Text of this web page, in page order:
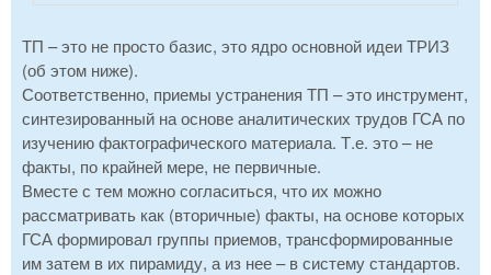
ТП – это не просто базис, это ядро основной идеи ТРИЗ
(об этом ниже).
Соответственно, приемы устранения ТП – это инструмент,
синтезированный на основе аналитических трудов ГСА по
изучению фактографического материала. Т.е. это – не
факты, по крайней мере, не первичные.
Вместе с тем можно согласиться, что их можно
рассматривать как (вторичные) факты, на основе которых
ГСА формировал группы приемов, трансформированные
им затем в их пирамиду, а из нее – в систему стандартов.